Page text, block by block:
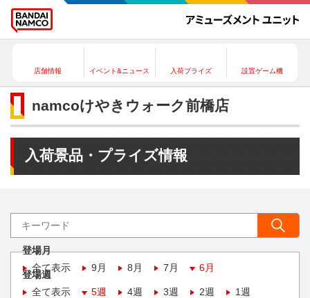
店舗情報 イベント&ニュース 入荷プライズ 設置ゲーム機
namcoけやきウォーク前橋店
入荷景品・プライズ情報
登場月
全て表示
9月 8月 7月 6月
登場週
全て表示
5週 4週 3週 2週 1週